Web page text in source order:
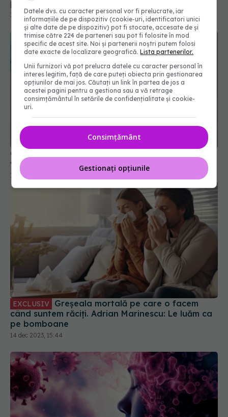
Canada anulează acordul pentru fabricarea
vaccinurilor Novavax Covid-19
12 mar 2025, 09:37
EXCLUSIV
când suntem răciți. Adrian Marinescu: Le luăm ca
pe bomboane
14 dec 2023, 15:44
Datele dvs. cu caracter personal vor fi prelucrate, iar
informațiile de pe dispozitiv (cookie-uri, identificatori unici
și alte date de pe dispozitiv) pot fi stocate, accesate de și
trimise către 224 de parteneri sau pot fi folosite în mod
specific de acest site. Noi și partenerii noștri putem folosi
date exacte de localizare geografică.Lista partenerilor.
Unii furnizori vă pot prelucra datele cu caracter personal în
interes legitim, față de care puteți obiecta prin gestionarea
opțiunilor de mai jos. Căutați un link în partea de jos a
acestei pagini pentru a gestiona sau a vă retrage
consimțământul în setările de confidențialitate și cookie-
uri.
Consimțământ
Gestionați opțiunile